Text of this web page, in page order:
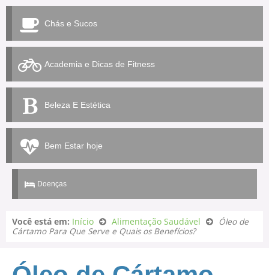
Chás e Sucos
Academia e Dicas de Fitness
Beleza E Estética
Bem Estar hoje
Doenças
Você está em: Início Alimentação Saudável
Óleo de
Cártamo Para Que Serve e Quais os Benefícios?